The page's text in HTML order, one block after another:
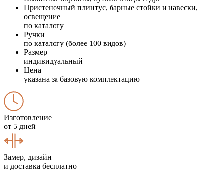
Пристеночный плинтус, барные стойки и навески,
освещение
по каталогу
Ручки
по каталогу (более 100 видов)
Размер
индивидуальный
Цена
указана за базовую комплектацию
Изготовление
от 5 дней
Замер, дизайн
и доставка бесплатно